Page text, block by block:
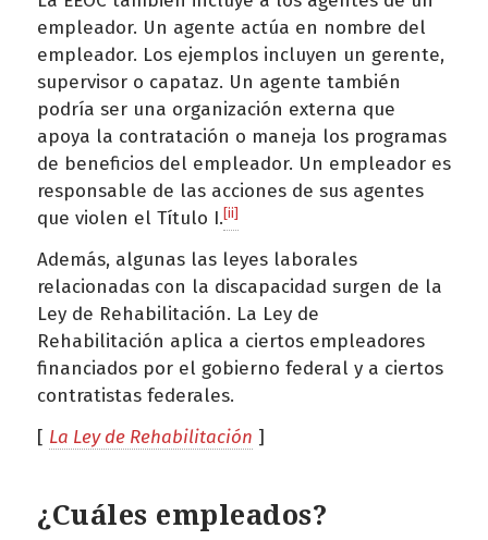
empleador. Un agente actúa en nombre del
empleador. Los ejemplos incluyen un gerente,
supervisor o capataz. Un agente también
podría ser una organización externa que
apoya la contratación o maneja los programas
de beneficios del empleador. Un empleador es
responsable de las acciones de sus agentes
que violen el Título I. [ii]
Además, algunas las leyes laborales
relacionadas con la discapacidad surgen de la
Ley de Rehabilitación. La Ley de
Rehabilitación aplica a ciertos empleadores
financiados por el gobierno federal y a ciertos
contratistas federales.
[ La Ley de Rehabilitación ]
¿Cuáles empleados?